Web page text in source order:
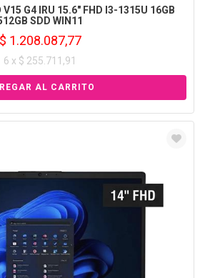
V15 G4 IRU 15.6" FHD I3-1315U 16GB
SDD WIN11
$ 1.208.087,77
6 x $ 255.711,91